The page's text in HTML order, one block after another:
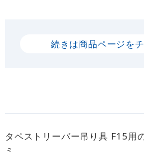
続きは商品ページを
タペストリーバー吊り具 F15用